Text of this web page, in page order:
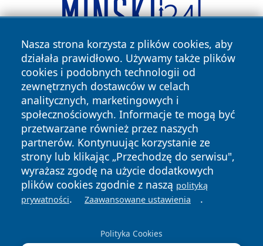
Nasza strona korzysta z plików cookies, aby
działała prawidłowo. Używamy także plików
cookies i podobnych technologii od
zewnętrznych dostawców w celach
analitycznych, marketingowych i
społecznościowych. Informacje te mogą być
przetwarzane również przez naszych
partnerów. Kontynuując korzystanie ze
strony lub klikając „Przechodzę do serwisu",
wyrażasz zgodę na użycie dodatkowych
plików cookies zgodnie z naszą polityką
prywatności. Zaawansowane ustawienia .
Polityka Cookies
Copyright © 2026 dabrowski24.pl Wszystkie prawa
zastrzeżone.
News Autorzy
Polityka
Prywatności
Polityka
Cookies